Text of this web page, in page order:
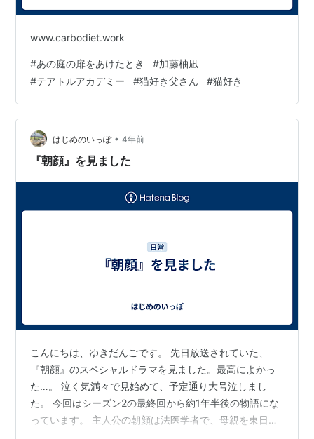
www.carbodiet.work
#あの庭の扉をあけたとき #加藤柚凪
#テアトルアカデミー #猫好き父さん #猫好き
はじめのいっぽ • 4年前
『朝顔』を見ました
こんにちは、ゆきだんごです。 先日放送されていた、
『朝顔』のスペシャルドラマを見ました。最高によかっ
た…。 泣く気満々で見始めて、予定通り大号泣しまし
た。 今回はシーズン2の最終回から約1年半後の物語にな
っています。 主人公の朝顔は法医学者で、母親を東日本